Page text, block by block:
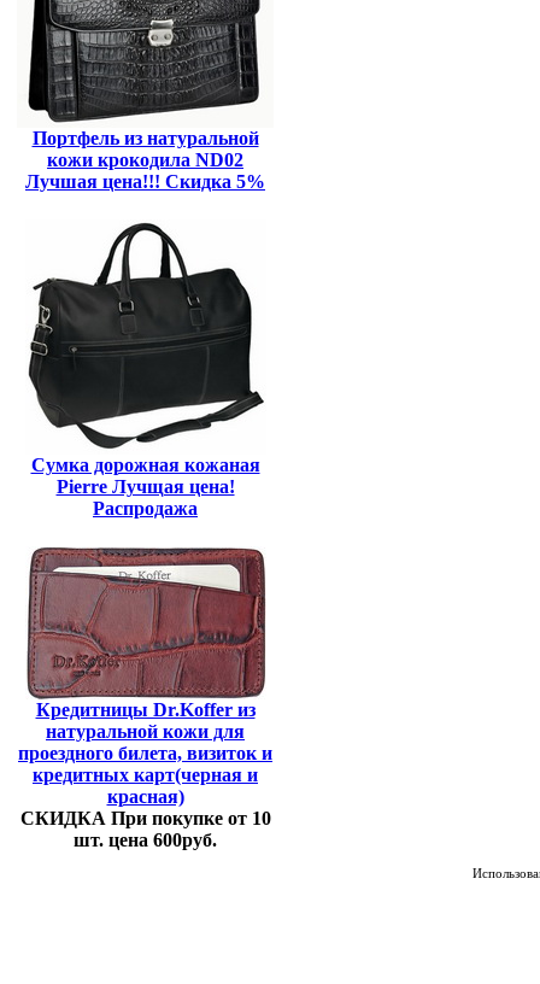
Портфель из натуральной
кожи крокодила ND02
Лучшая цена!!! Скидка 5%
Сумка дорожная кожаная
Pierre Лучщая цена!
Распродажа
Кредитницы Dr.Koffer из
натуральной кожи для
проездного билета, визиток и
кредитных карт(черная и
красная)
СКИДКА При покупке от 10
шт. цена 600руб.